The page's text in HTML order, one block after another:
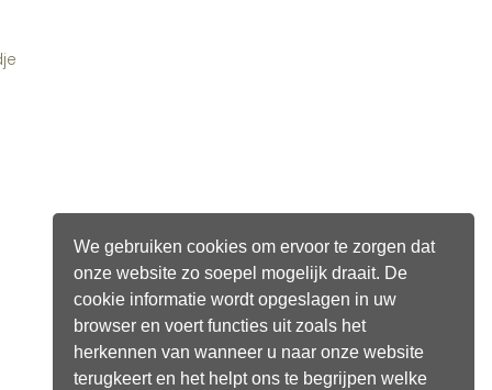
We gebruiken cookies om ervoor te zorgen dat
onze website zo soepel mogelijk draait. De
cookie informatie wordt opgeslagen in uw
browser en voert functies uit zoals het
herkennen van wanneer u naar onze website
terugkeert en het helpt ons te begrijpen welke